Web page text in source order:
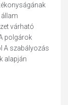
várható
polgárok
A szabályozás
alapján